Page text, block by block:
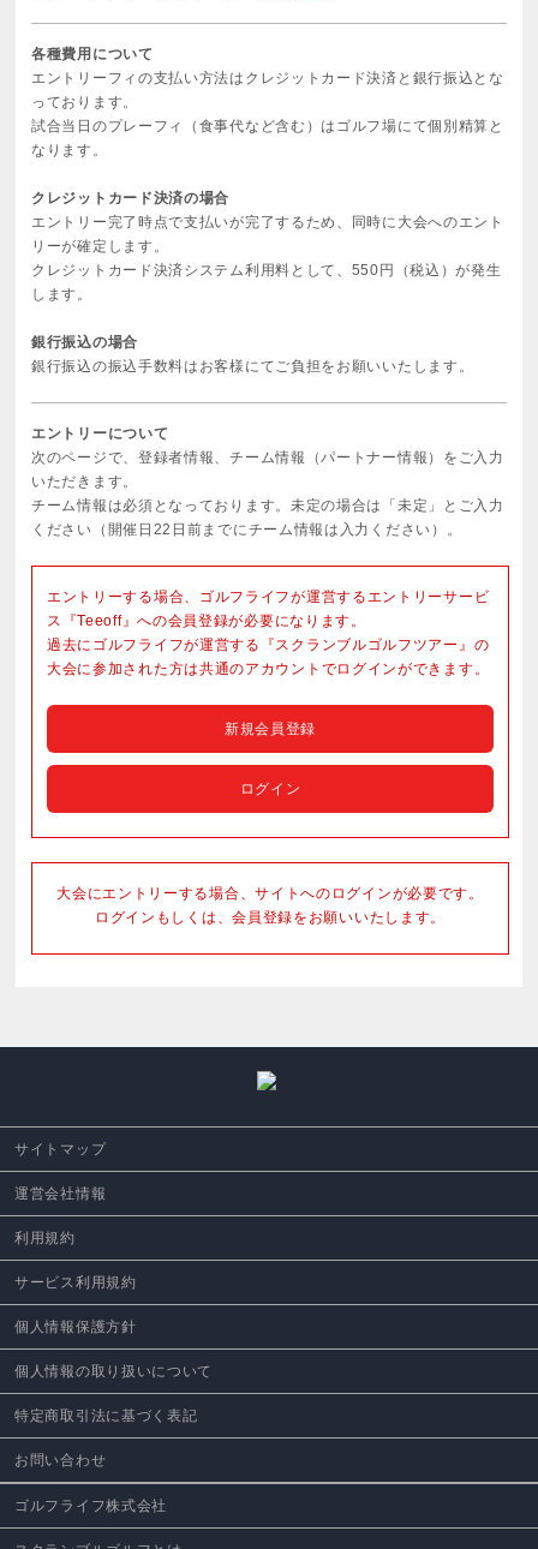
各種費用について
エントリーフィの支払い方法はクレジットカード決済と銀行振込とな
っております。
試合当日のプレーフィ（食事代など含む）はゴルフ場にて個別精算と
なります。
クレジットカード決済の場合
エントリー完了時点で支払いが完了するため、同時に大会へのエント
リーが確定します。
クレジットカード決済システム利用料として、550円（税込）が発生
します。
銀行振込の場合
銀行振込の振込手数料はお客様にてご負担をお願いいたします。
エントリーについて
次のページで、登録者情報、チーム情報（パートナー情報）をご入力
いただきます。
チーム情報は必須となっております。未定の場合は「未定」とご入力
ください（開催日22日前までにチーム情報は入力ください）。
エントリーする場合、ゴルフライフが運営するエントリーサービ
ス『Teeoff』への会員登録が必要になります。
過去にゴルフライフが運営する『スクランブルゴルフツアー』の
大会に参加された方は共通のアカウントでログインができます。
新規会員登録
ログイン
大会にエントリーする場合、サイトへのログインが必要です。
ログインもしくは、会員登録をお願いいたします。
サイトマップ
運営会社情報
利用規約
サービス利用規約
個人情報保護方針
個人情報の取り扱いについて
特定商取引法に基づく表記
お問い合わせ
ゴルフライフ株式会社